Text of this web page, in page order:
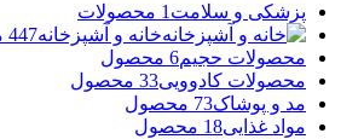
پزشکی و سلامت 1 محصولات
خانه و آشپزخانه447 محصول
محصولات حجیم6 محصول
محصولات کادوویی33 محصول
مد و پوشاک73 محصول
مواد غذایی18 محصول